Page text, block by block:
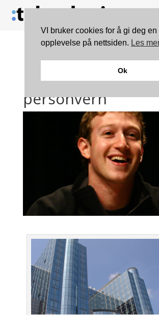
Får kraftig kritikk
håndtering av
personvern
VI bruker cookies for å gi deg en
opplevelse på nettsiden. Les
Ok